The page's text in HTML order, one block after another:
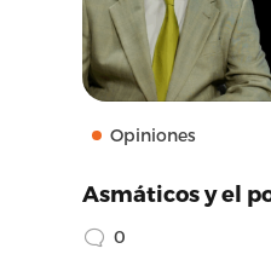
Opiniones
Asmáticos y el
0